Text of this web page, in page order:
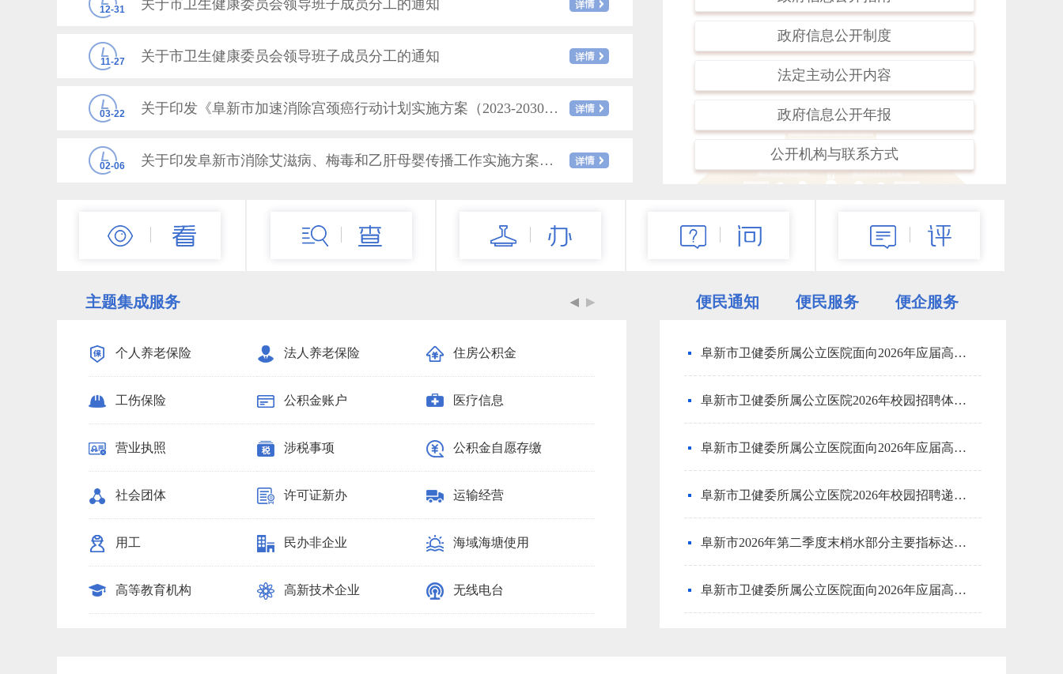
对外合作赋能引智提质 助力医院高质量发展
热血接力情暖阜新 我市开展6·14世界献血者
12-31 关于市卫生健康委员会领导班子成员分工的通知
11-27 关于市卫生健康委员会领导班子成员分工的通知
03-22 关于印发《阜新市加速消除宫颈癌行动计划实施方案（2023-2030年）》的通知
02-06 关于印发阜新市消除艾滋病、梅毒和乙肝母婴传播工作实施方案（2023-2025年）的通知
政府信息公开制度
法定主动公开内容
政府信息公开年报
公开机构与联系方式
主题集成服务
个人养老保险 法人养老保险 住房公积金
工伤保险 公积金账户 医疗信息
营业执照 涉税事项 公积金自愿存缴
社会团体 许可证新办 运输经营
用工 民办非企业 海域海塘使用
高等教育机构 高新技术企业 无线电台
安全生产管理 中外合作办学
城市建设 食盐批发
渔业船舶人员 教育资助 放射性同位素
律师法律 生态违规
国家教育考试 固定资产投资 医师资格证书
放射诊疗 技能鉴定
便民通知 便民服务 便企服务
阜新市卫健委所属公立医院面向2026年应届高校毕业生开展校园招聘专业技术人员拟聘用人员名单公示（二）
阜新市卫健委所属公立医院2026年校园招聘体检合格人员名单（二）
阜新市卫健委所属公立医院面向2026年应届高校毕业生校园招聘体检公告（二）
阜新市卫健委所属公立医院2026年校园招聘递补人员名单（二）
阜新市2026年第二季度末梢水部分主要指标达标情况
阜新市卫健委所属公立医院面向2026年应届高校毕业生开展校园招聘专业技术人员拟聘用人员名单公示（一）